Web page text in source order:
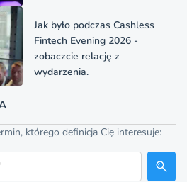
Jak było podczas Cashless
Fintech Evening 2026 -
zobaczcie relację z
wydarzenia.
którego definicja Cię interesuje: